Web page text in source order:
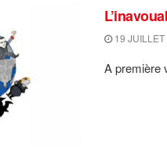
19 JUILLET
A première